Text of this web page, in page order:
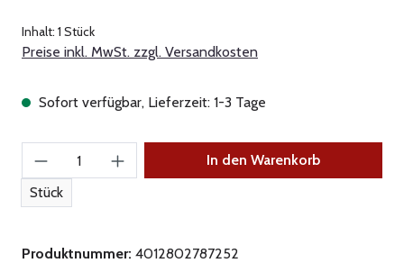
Inhalt: 1 Stück
Preise inkl. MwSt. zzgl. Versandkosten
Sofort verfügbar, Lieferzeit: 1-3 Tage
Produkt Anzahl: Gib den gewünschten Wert
Stück
In den Warenkorb
Produktnummer: 4012802787252